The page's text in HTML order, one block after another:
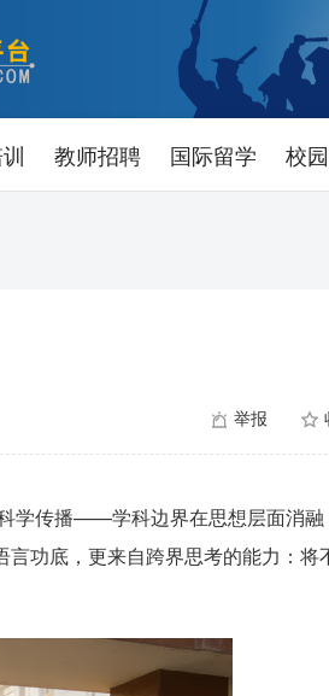
教师招聘 国际留学 校
举报
科学传播——学科边界在思想层面消
功底，更来自跨界思考的能力：将